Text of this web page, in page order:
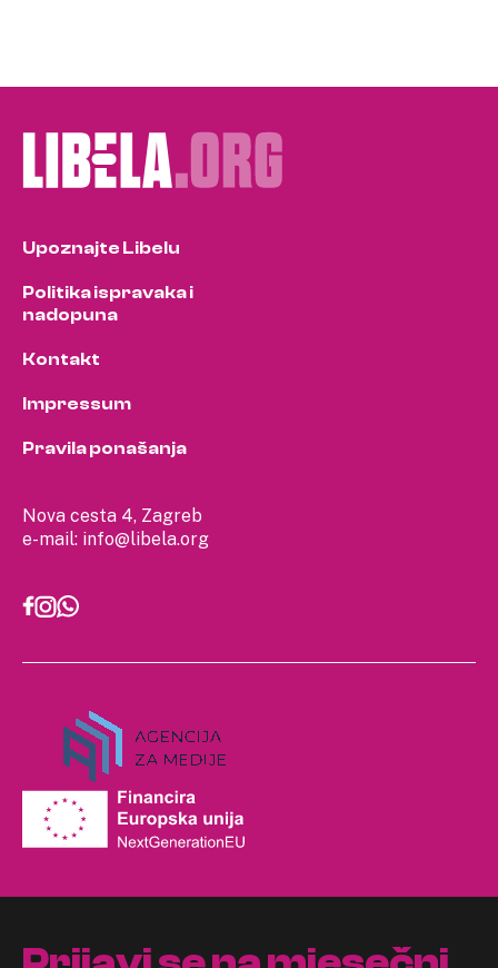
Nova cesta 4, Zagreb
e-mail: info@libela.org
Upoznajte Libelu
Politika ispravaka i
nadopuna
Kontakt
Impressum
Pravila ponašanja